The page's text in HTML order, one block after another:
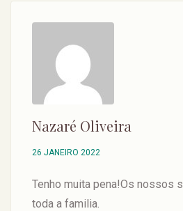
Nazaré Oliveira
26 JANEIRO 2022
Tenho muita pena!Os nossos
toda a familia.